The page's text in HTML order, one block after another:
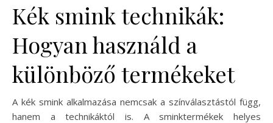
Kék smink technikák:
Hogyan használd a
különböző termékeket
A kék smink alkalmazása nemcsak a színválasztástól függ,
hanem a technikáktól is. A sminktermékek helyes